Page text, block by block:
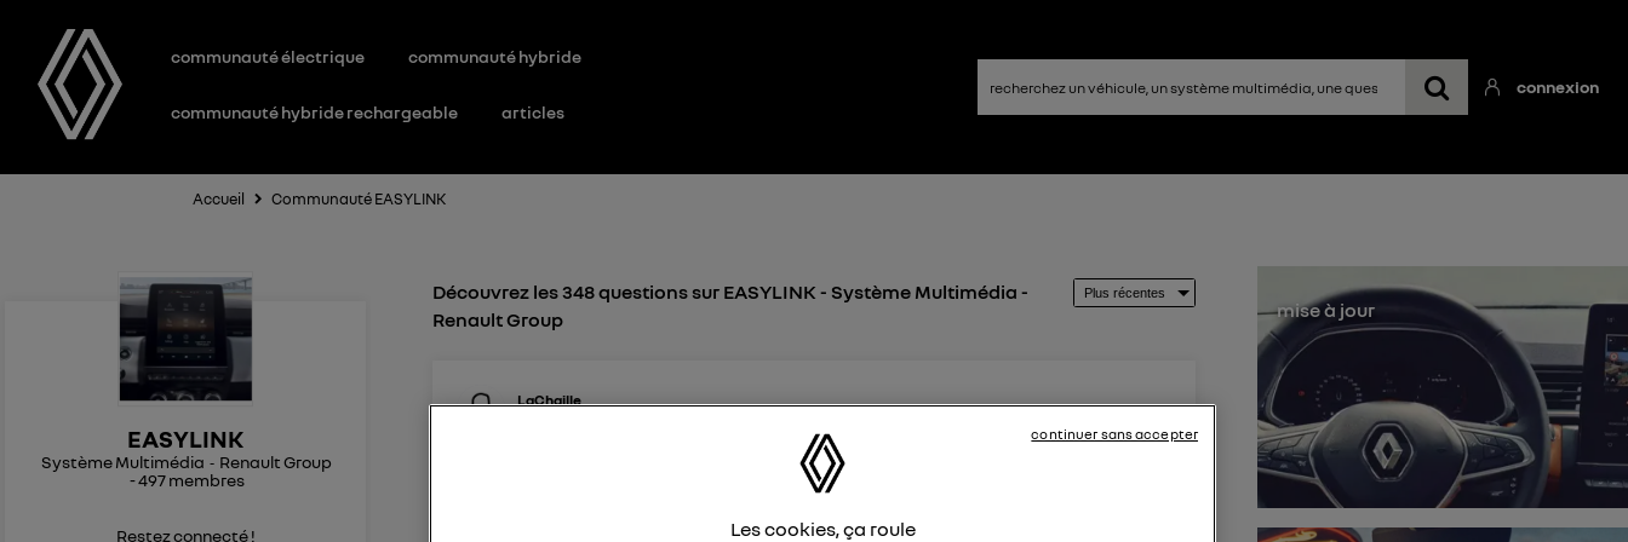
communauté électrique communauté hybride
communauté hybride rechargeable articles
connexion
Accueil Communauté EASYLINK
EASYLINK
Système Multimédia
Renault Group
-497membres
Restez connecté !
Découvrez les 348 questions sur EASYLINK - Système Multimédia -
Renault Group
LaChaille
l'installation fourni par Renault pour mettre à jour l'interface R-
mise à jour
Les cookies, ça roule
continuer sans accepter